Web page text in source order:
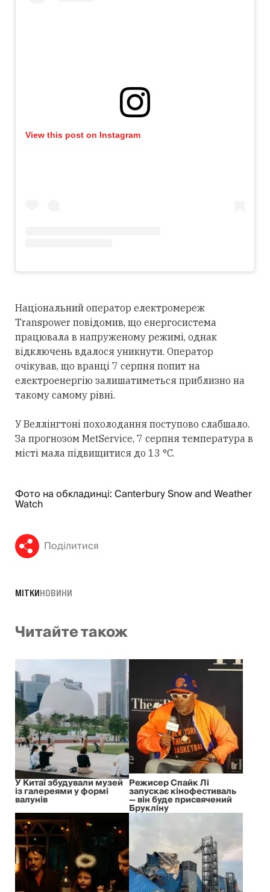
View this post on Instagram
Національний оператор електромереж
Transpower повідомив, що енергосистема
працювала в напруженому режимі, однак
відключень вдалося уникнути. Оператор
очікував, що вранці 7 серпня попит на
електроенергію залишатиметься приблизно на
такому самому рівні.
У Веллінгтоні похолодання поступово слабшало.
За прогнозом MetService, 7 серпня температура в
місті мала підвищитися до 13 °C.
Фото на обкладинці: Canterbury Snow and Weather
Watch
Поділитися
МІТКИНОВИНИ
Читайте також
У Китаї збудували музей
із галереями у формі
валунів
Режисер Спайк Лі
запускає кінофестиваль
— він буде присвячений
Брукліну